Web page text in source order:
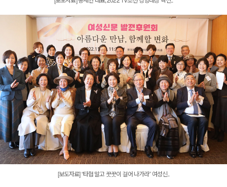
[보도자료] “타협 말고 꿋꿋이 걸어 나가라” 여성신..